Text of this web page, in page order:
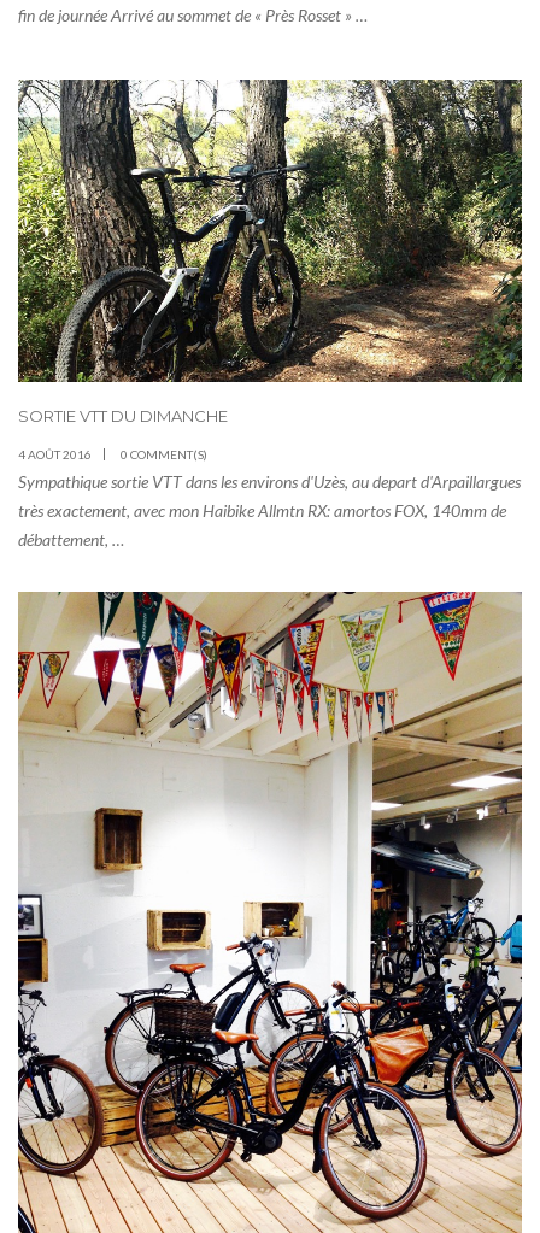
fin de journée Arrivé au sommet de « Près Rosset » …
SORTIE VTT DU DIMANCHE
4 AOÛT 2016 0 COMMENT(S)
Sympathique sortie VTT dans les environs d'Uzès, au depart d'Arpaillargues
très exactement, avec mon Haibike Allmtn RX: amortos FOX, 140mm de
débattement, …